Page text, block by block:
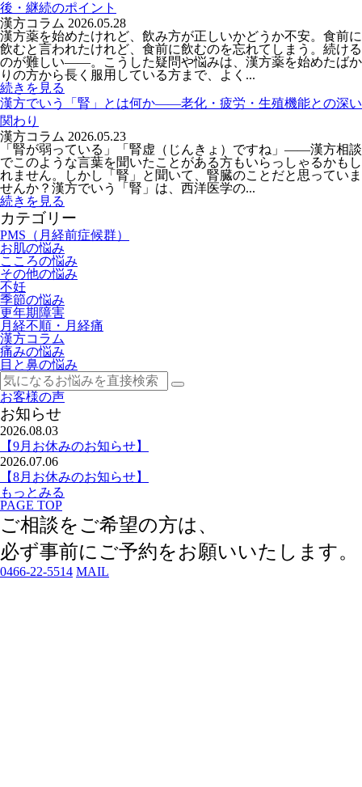
後・継続のポイント
漢方コラム 2026.05.28
漢方薬を始めたけれど、飲み方が正しいかどうか不安。食前に
飲むと言われたけれど、食前に飲むのを忘れてしまう。続ける
のが難しい——。こうした疑問や悩みは、漢方薬を始めたばか
りの方から長く服用している方まで、よく...
続きを見る
漢方でいう「腎」とは何か――老化・疲労・生殖機能との深い
関わり
漢方コラム 2026.05.23
「腎が弱っている」「腎虚（じんきょ）ですね」——漢方相談
でこのような言葉を聞いたことがある方もいらっしゃるかもし
れません。しかし「腎」と聞いて、腎臓のことだと思っていま
せんか？漢方でいう「腎」は、西洋医学の...
続きを見る
カテゴリー
PMS（月経前症候群）
お肌の悩み
こころの悩み
その他の悩み
不妊
季節の悩み
更年期障害
月経不順・月経痛
漢方コラム
痛みの悩み
目と鼻の悩み
お客様の声
お知らせ
2026.08.03
【9月お休みのお知らせ】
2026.07.06
【8月お休みのお知らせ】
もっとみる
PAGE TOP
ご相談をご希望の方は、
必ず事前にご予約をお願いいたします。
0466-22-5514 MAIL